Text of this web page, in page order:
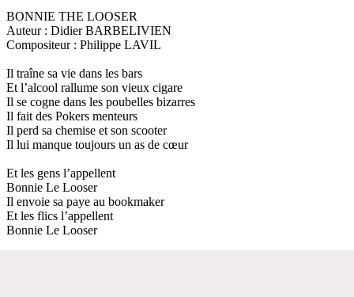
BONNIE THE LOOSER
Auteur : Didier BARBELIVIEN
Compositeur : Philippe LAVIL
Il traîne sa vie dans les bars
Et l’alcool rallume son vieux cigare
Il se cogne dans les poubelles bizarres
Il fait des Pokers menteurs
Il perd sa chemise et son scooter
Il lui manque toujours un as de cœur
Et les gens l’appellent
Bonnie Le Looser
Il envoie sa paye au bookmaker
Et les flics l’appellent
Bonnie Le Looser